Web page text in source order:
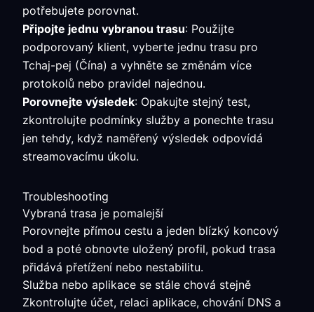
potřebujete porovnat.
Připojte jednu vybranou trasu: Použijte
podporovaný klient, vyberte jednu trasu pro
Tchaj-pej (Čína) a vyhněte se změnám více
protokolů nebo pravidel najednou.
Porovnejte výsledek: Opakujte stejný test,
zkontrolujte podmínky služby a ponechte trasu
jen tehdy, když naměřený výsledek odpovídá
streamovacímu úkolu.
Troubleshooting
Vybraná trasa je pomalejší
Porovnejte přímou cestu a jeden blízký koncový
bod a poté obnovte uložený profil, pokud trasa
přidává přetížení nebo nestabilitu.
Služba nebo aplikace se stále chová stejně
Zkontrolujte účet, relaci aplikace, chování DNS a